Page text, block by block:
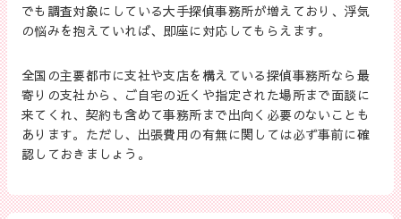
でも調査対象にしている大手探偵事務所が増えており、浮気
の悩みを抱えていれば、即座に対応してもらえます。
全国の主要都市に支社や支店を構えている探偵事務所なら最
寄りの支社から、ご自宅の近くや指定された場所まで面談に
来てくれ、契約も含めて事務所まで出向く必要のないことも
あります。ただし、出張費用の有無に関しては必ず事前に確
認しておきましょう。